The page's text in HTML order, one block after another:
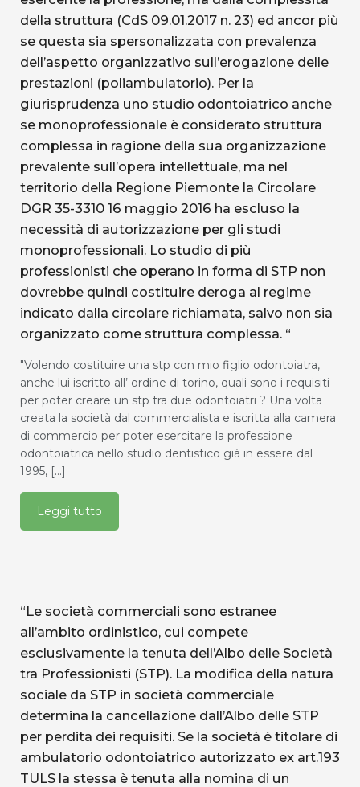
della struttura (CdS 09.01.2017 n. 23) ed ancor più
se questa sia spersonalizzata con prevalenza
dell’aspetto organizzativo sull’erogazione delle
prestazioni (poliambulatorio). Per la
giurisprudenza uno studio odontoiatrico anche
se monoprofessionale è considerato struttura
complessa in ragione della sua organizzazione
prevalente sull’opera intellettuale, ma nel
territorio della Regione Piemonte la Circolare
DGR 35-3310 16 maggio 2016 ha escluso la
necessità di autorizzazione per gli studi
monoprofessionali. Lo studio di più
professionisti che operano in forma di STP non
dovrebbe quindi costituire deroga al regime
indicato dalla circolare richiamata, salvo non sia
organizzato come struttura complessa. “
"Volendo costituire una stp con mio figlio odontoiatra,
anche lui iscritto all’ ordine di torino, quali sono i requisiti
per poter creare un stp tra due odontoiatri ? Una volta
creata la società dal commercialista e iscritta alla camera
di commercio per poter esercitare la professione
odontoiatrica nello studio dentistico già in essere dal
1995, [...]
Leggi tutto
“Le società commerciali sono estranee
all’ambito ordinistico, cui compete
esclusivamente la tenuta dell’Albo delle Società
tra Professionisti (STP). La modifica della natura
sociale da STP in società commerciale
determina la cancellazione dall’Albo delle STP
per perdita dei requisiti. Se la società è titolare di
ambulatorio odontoiatrico autorizzato ex art.193
TULS la stessa è tenuta alla nomina di un